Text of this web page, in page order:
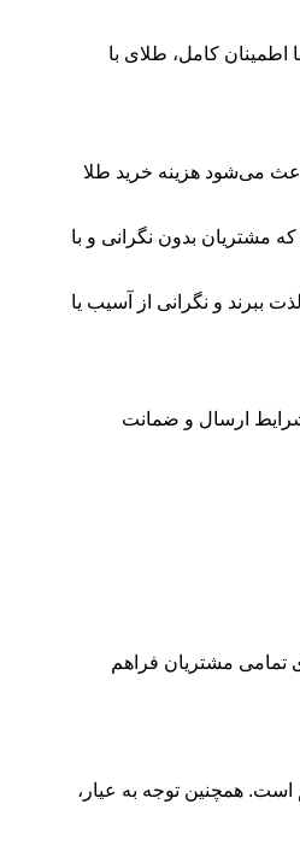
اطمینان کامل، طلای با
می‌شود هزینه خرید طلا
مشتریان بدون نگرانی و با
ببرند و نگرانی از آسیب یا
ارسال و ضمانت
تمامی مشتریان فراهم
مهم است. همچنین توجه به عیار،